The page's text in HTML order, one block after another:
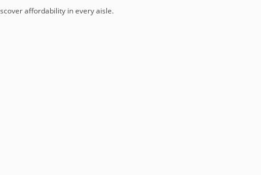
affordability in every aisle.